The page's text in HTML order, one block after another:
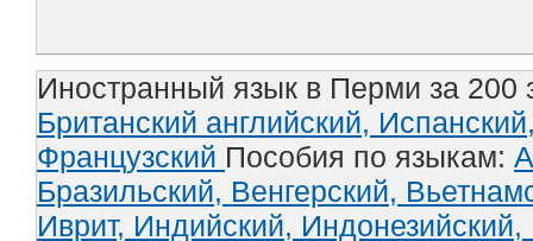
Иностранный язык в Перми за 200
Британский английский,
Французский Пособия по языкам:
Бразильский, Венгерский,
Иврит, Индийский, Индонезийский,